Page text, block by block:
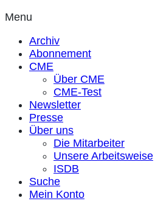
Menu
Archiv
Abonnement
CME
Über CME
CME-Test
Newsletter
Presse
Über uns
Die Mitarbeiter
Unsere Arbeitsweise
ISDB
Suche
Mein Konto